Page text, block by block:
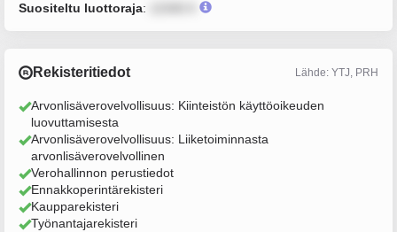
Suositeltu luottoraja:
Rekisteritiedot Lähde: YTJ, PRH
Arvonlisäverovelvollisuus: Kiinteistön käyttöoikeuden
luovuttamisesta
Arvonlisäverovelvollisuus: Liiketoiminnasta
arvonlisäverovelvollinen
Verohallinnon perustiedot
Ennakkoperintärekisteri
Kaupparekisteri
Työnantajarekisteri